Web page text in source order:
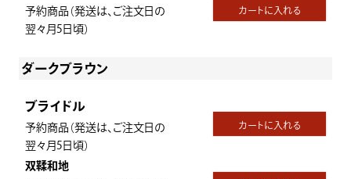
予約商品（発送は、ご注文日の
翌々月5日頃）
カートに入れる
ダークブラウン
ブライドル
予約商品（発送は、ご注文日の
翌々月5日頃）
カートに入れる
双鞣和地